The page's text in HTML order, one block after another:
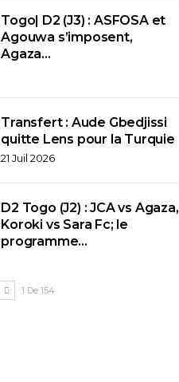
Togo| D2 (J3) : ASFOSA et
Agouwa s’imposent,
Agaza…
Transfert : Aude Gbedjissi
quitte Lens pour la Turquie
21 Juil 2026
D2 Togo (J2) : JCA vs Agaza,
Koroki vs Sara Fc; le
programme…
1 De 154